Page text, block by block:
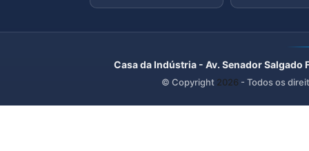
Casa da Indústria - Av. Senador
© Copyright 2026 - Todos os